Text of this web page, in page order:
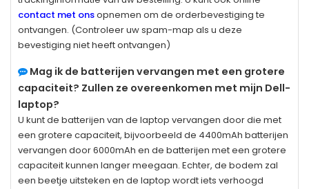
contact met onsopnemen om de orderbevestiging te
ontvangen. (Controleer uw spam-map als u deze
bevestiging niet heeft ontvangen)
Mag ik de batterijen vervangen met een grotere
capaciteit? Zullen ze overeenkomen met mijn Dell-
laptop?
U kunt de batterijen van de laptop vervangen door die met
een grotere capaciteit, bijvoorbeeld de 4400mAh batterijen
vervangen door 6000mAh en de batterijen met een grotere
capaciteit kunnen langer meegaan. Echter, de bodem zal
een beetje uitsteken en de laptop wordt iets verhoogd